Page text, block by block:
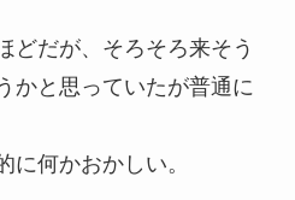
どだが、そろそろ来そう
かと思っていたが普通に
に何かおかしい。